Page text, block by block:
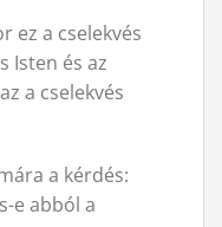
ez a cselekvés
Isten és az
a cselekvés
a kérdés:
e abból a